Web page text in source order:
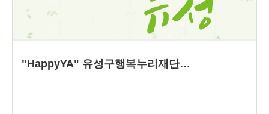
"HappyYA" 유성구행복누리재단…